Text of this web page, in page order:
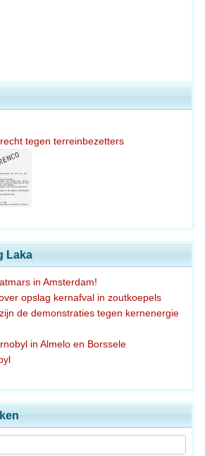
tegen terreinbezetters
Laka
in Amsterdam!
opslag kernafval in zoutkoepels
de demonstraties tegen kernenergie
in Almelo en Borssele